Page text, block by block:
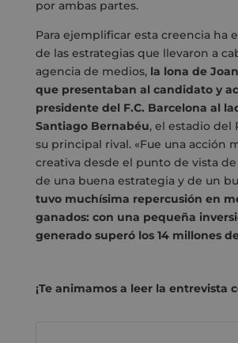
por ambas partes.
Para ejemplificar esta creencia ha
de las estrategias que llevaron a
agencia de medios, la lona de
que presentaban al candidato y
presidente del F.C. Barcelona al
Santiago Bernabéu, el estadio del
su principal rival. «Fue una acción
creativa desde el punto de vista
de una buena estrategia y de un
tuvo muchísima repercusión en
ganados: con una pequeña
generado superó los 14 millones
¡Te animamos a leer la entrevista